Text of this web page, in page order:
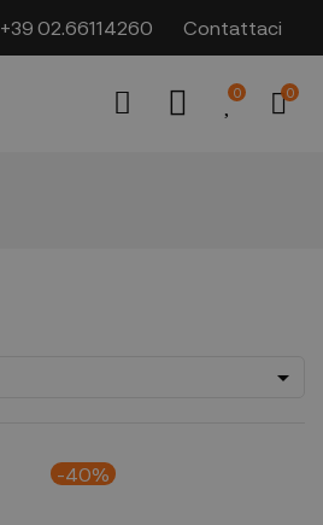
+39 02.66114260 Contattaci
0 0

-40%